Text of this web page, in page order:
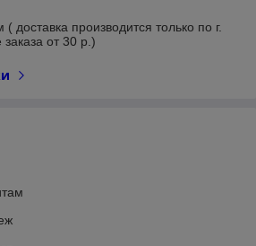
( доставка производится только по г.
от 30 р.)